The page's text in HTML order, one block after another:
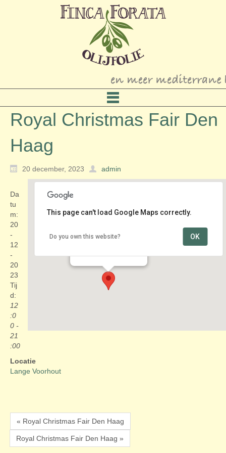
Royal Christmas Fair Den
Haag
20 december, 2023 admin
Lange Voorhout
This page can't load Google Maps correctly.
Do you own this website? OK
Da
tu
m:
20
-
12
-
20
23
Tij
d:
12
:0
0 -
21
:00
Locatie
Lange Voorhout
« Royal Christmas Fair Den Haag
Royal Christmas Fair Den Haag »